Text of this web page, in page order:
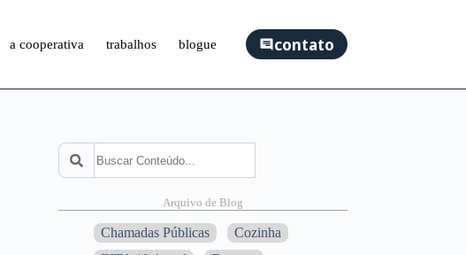
a cooperativa trabalhos blogue contato
Pesquisar
Arquivo de Blog
Chamadas Públicas
Cozinha